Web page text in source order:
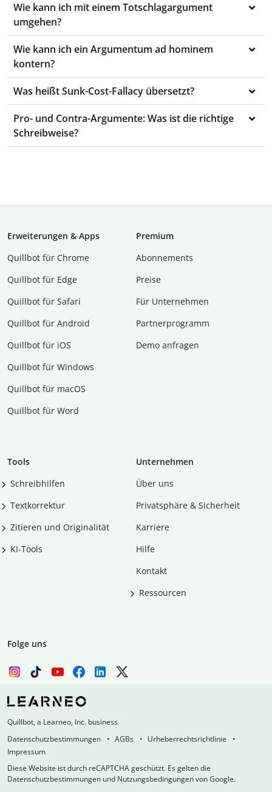
Wie kann ich mit einem Totschlagargument
umgehen?
Wie kann ich ein Argumentum ad hominem
kontern?
Was heißt Sunk-Cost-Fallacy übersetzt?
Pro- und Contra-Argumente: Was ist die richtige
Schreibweise?
Erweiterungen & Apps
Quillbot für Chrome
Quillbot für Edge
Quillbot für Safari
Quillbot für Android
Quillbot für iOS
Quillbot für Windows
Quillbot für macOS
Quillbot für Word
Premium
Abon­ne­ments
Preise
Für Unternehmen
Partnerprogramm
Demo anfragen
Tools
Schreibhilfen
Textkorrektur
Zitieren und Originalität
KI-Tools
Unternehmen
Über uns
Privatsphäre & Sicherheit
Karriere
Hilfe
Kontakt
Ressourcen
Folge uns
Quillbot, a Learneo, Inc. business
Datenschutzbestimmungen
AGBs
Urheberrechtsrichtlinie
Impressum
Diese Website ist durch reCAPTCHA geschützt. Es gelten die
Datenschutzbestimmungen und Nutzungsbedingungen von Google.